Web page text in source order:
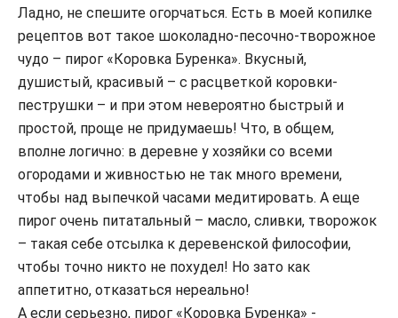
Ладно, не спешите огорчаться. Есть в моей копилке
рецептов вот такое шоколадно-песочно-творожное
чудо – пирог «Коровка Буренка». Вкусный,
душистый, красивый – с расцветкой коровки-
пеструшки – и при этом невероятно быстрый и
простой, проще не придумаешь! Что, в общем,
вполне логично: в деревне у хозяйки со всеми
огородами и живностью не так много времени,
чтобы над выпечкой часами медитировать. А еще
пирог очень питатальный – масло, сливки, творожок
– такая себе отсылка к деревенской философии,
чтобы точно никто не похудел! Но зато как
аппетитно, отказаться нереально!
А если серьезно, пирог «Коровка Буренка» -